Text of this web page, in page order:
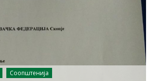
Соопштенија